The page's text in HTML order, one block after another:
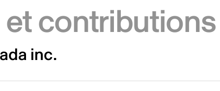
contributions
inc.